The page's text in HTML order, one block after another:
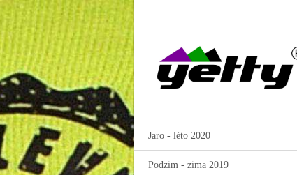
Jaro - léto 2020
Podzim - zima 2019